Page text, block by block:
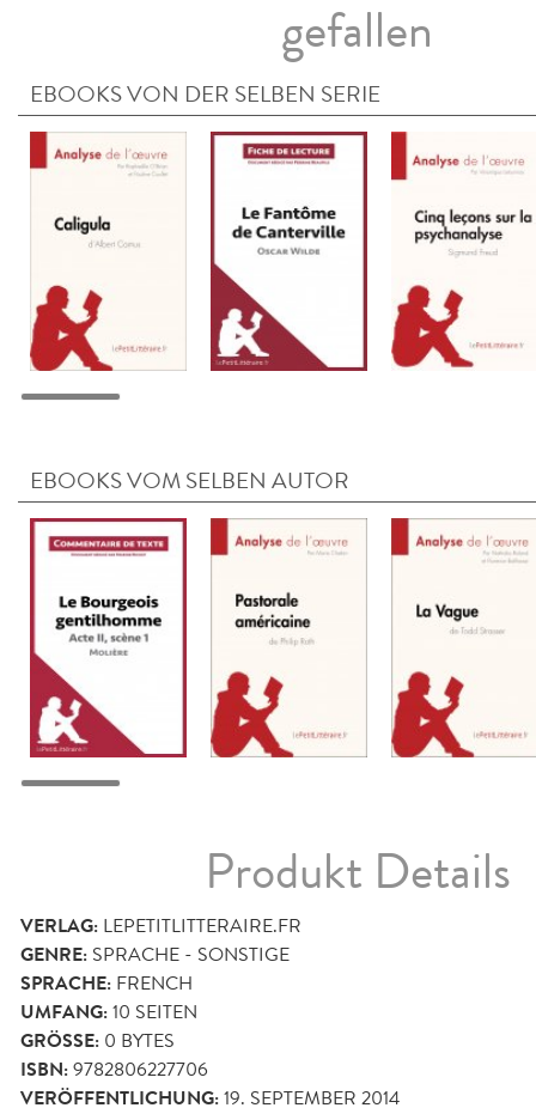
gefallen
EBOOKS VON DER SELBEN SERIE
EBOOKS VOM SELBEN AUTOR
Produkt Details
VERLAG: LEPETITLITTERAIRE.FR
GENRE: SPRACHE - SONSTIGE
SPRACHE: FRENCH
UMFANG:10 SEITEN
GRÖSSE: 0 BYTES
ISBN:9782806227706
VERÖFFENTLICHUNG:19. SEPTEMBER 2014